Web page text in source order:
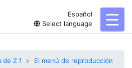
Español
Select language
de Z f
El menú de reproducción